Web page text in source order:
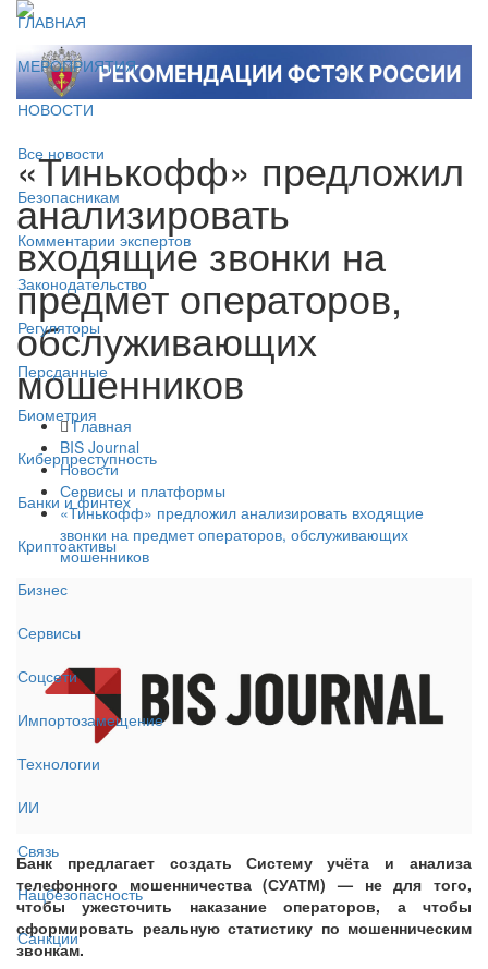
ГЛАВНАЯ
МЕРОПРИЯТИЯ
НОВОСТИ
Все новости
Безопасникам
Комментарии экспертов
Законодательство
Регуляторы
Персданные
Биометрия
Киберпреступность
Банки и финтех
Криптоактивы
Бизнес
Сервисы
Соцсети
Импортозамещение
Технологии
ИИ
Связь
Нацбезопасность
Санкции
«Тинькофф» предложил
анализировать
входящие звонки на
предмет операторов,
обслуживающих
мошенников
Главная
BIS Journal
Новости
Сервисы и платформы
«Тинькофф» предложил анализировать входящие
звонки на предмет операторов, обслуживающих
мошенников
Банк предлагает создать Систему учёта и анализа
телефонного мошенничества (СУАТМ) — не для того,
чтобы ужесточить наказание операторов, а чтобы
сформировать реальную статистику по мошенническим
звонкам.